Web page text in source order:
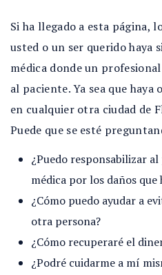
Si ha llegado a esta página,
usted o un ser querido haya
médica donde un
al paciente. Ya sea que
en cualquier otra ciudad de
Puede que se esté
¿Puedo responsabilizar
médica por los daños que
¿Cómo puedo ayudar a
otra persona?
¿Cómo recuperaré el
¿Podré cuidarme a mí